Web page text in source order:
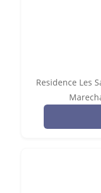
Residence Les